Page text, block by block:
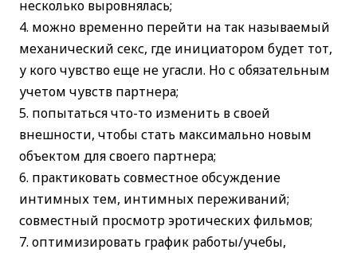
несколько выровнялась;
можно временно перейти на так называемый
механический секс, где инициатором будет тот,
у кого чувство еще не угасли. Но с обязательным
учетом чувств партнера;
попытаться что-то изменить в своей
внешности, чтобы стать максимально новым
объектом для своего партнера;
практиковать совместное обсуждение
интимных тем, интимных переживаний;
совместный просмотр эротических фильмов;
оптимизировать график работы/учебы,